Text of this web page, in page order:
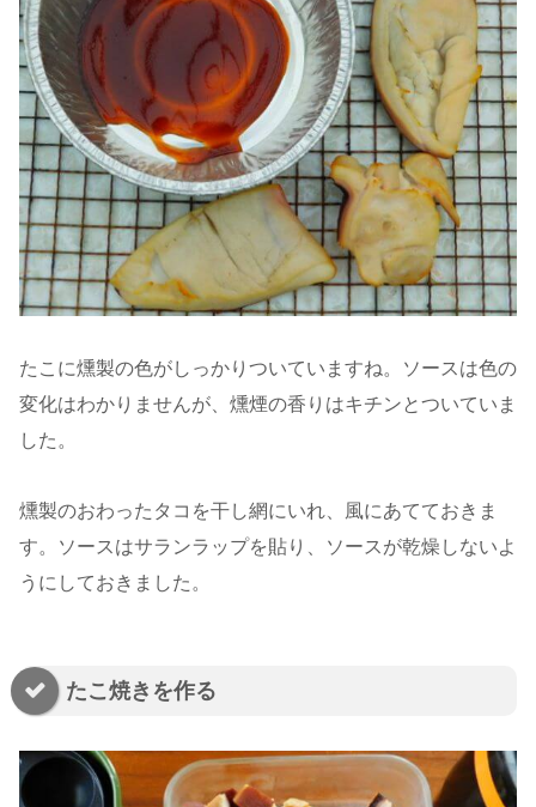
たこに燻製の色がしっかりついていますね。ソースは色の
変化はわかりませんが、燻煙の香りはキチンとついていま
した。
燻製のおわったタコを干し網にいれ、風にあてておきま
す。ソースはサランラップを貼り、ソースが乾燥しないよ
うにしておきました。
たこ焼きを作る